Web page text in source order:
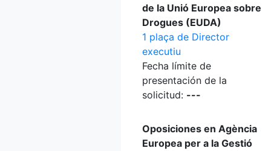
de la Unió Europea sobre
Drogues (EUDA)
1 plaça de Director
executiu
Fecha límite de
presentación de la
solicitud: ---
Oposiciones en Agència
Europea per a la Gestió